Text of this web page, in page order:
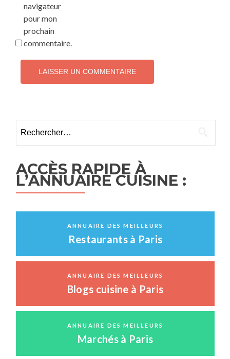
navigateur
pour mon
prochain
commentaire.
ACCÈS RAPIDE À
L’ANNUAIRE CUISINE :
ANNUAIRE DES MEILLEURS
Restaurants à Paris
ANNUAIRE DES MEILLEURS
Blogs cuisine à Paris
ANNUAIRE DES MEILLEURS
Marchés à Paris